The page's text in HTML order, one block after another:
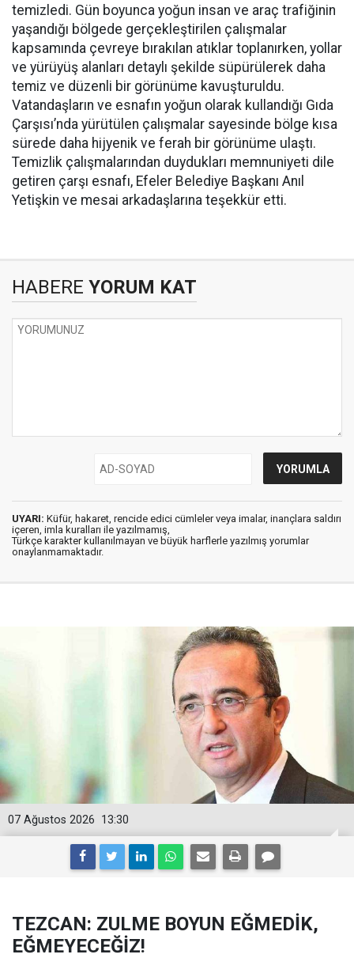
temizledi. Gün boyunca yoğun insan ve araç trafiğinin
yaşandığı bölgede gerçekleştirilen çalışmalar
kapsamında çevreye bırakılan atıklar toplanırken, yollar
ve yürüyüş alanları detaylı şekilde süpürülerek daha
temiz ve düzenli bir görünüme kavuşturuldu.
Vatandaşların ve esnafın yoğun olarak kullandığı Gıda
Çarşısı’nda yürütülen çalışmalar sayesinde bölge kısa
sürede daha hijyenik ve ferah bir görünüme ulaştı.
Temizlik çalışmalarından duydukları memnuniyeti dile
getiren çarşı esnafı, Efeler Belediye Başkanı Anıl
Yetişkin ve mesai arkadaşlarına teşekkür etti.
HABERE YORUM KAT
UYARI: Küfür, hakaret, rencide edici cümleler veya imalar, inançlara saldırı
içeren, imla kuralları ile yazılmamış,
Türkçe karakter kullanılmayan ve büyük harflerle yazılmış yorumlar
onaylanmamaktadır.
13:30
07 Ağustos 2026
TEZCAN: ZULME BOYUN EĞMEDİK,
EĞMEYECEĞİZ!